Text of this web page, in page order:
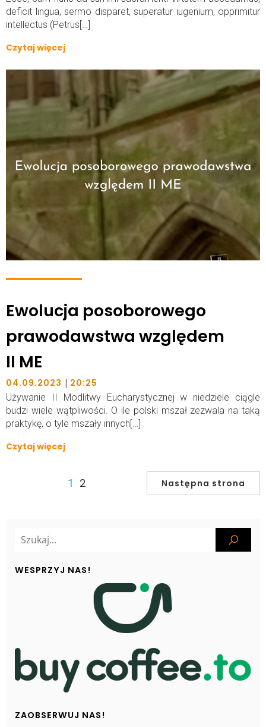
deficit lingua, sermo disparet, superatur iugenium, opprimitur
intellectus (Petrus[…]
Czytaj więcej
Ewolucja posoborowego
prawodawstwa względem
II ME
04.09.2023 | 20:25
Używanie II Modlitwy Eucharystycznej w niedziele ciągle
budzi wiele wątpliwości. O ile polski mszał zezwala na taką
praktykę, o tyle mszały innych[…]
Czytaj więcej
1 2 Następna strona
WESPRZYJ NAS!
ZAOBSERWUJ NAS!